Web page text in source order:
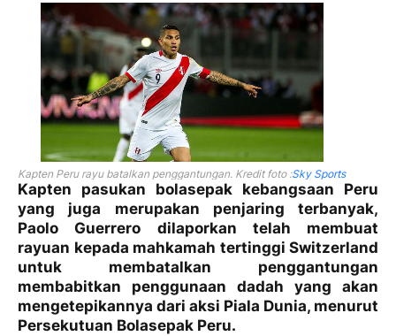
Kapten Peru rayu batalkan penggantungan. Kredit foto :Sky Sports
Kapten pasukan bolasepak kebangsaan Peru
yang juga merupakan penjaring terbanyak,
Paolo Guerrero dilaporkan telah membuat
rayuan kepada mahkamah tertinggi Switzerland
untuk membatalkan penggantungan
membabitkan penggunaan dadah yang akan
mengetepikannya dari aksi Piala Dunia, menurut
Persekutuan Bolasepak Peru.